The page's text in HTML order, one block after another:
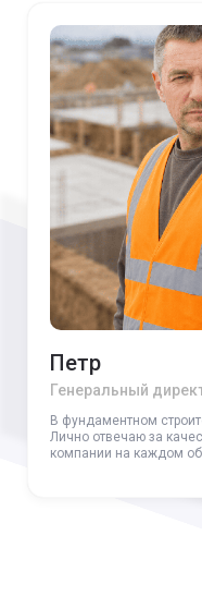
Петр
Генеральный
В фундаментном
Лично отвечаю за
компании на каждом